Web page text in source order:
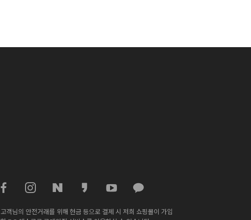
고객님의 안전거래를 위해 현금 등으로 결제 시 저희 쇼핑몰이 가입